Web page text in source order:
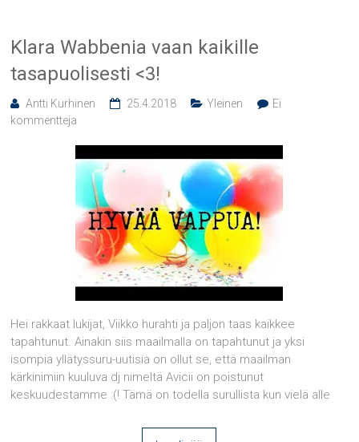
Klara Wabbenia vaan kaikille
tasapuolisesti <3!
Antti Kurhinen 25.4.2018 Yleinen
Ei
kommentteja
Hei rakkaat lukijat, Viikko hurahti ja paljon taas kaikkee
tapahtunut. Ainakin siis maailmalla on tapahtunut ja yksi
isompia yllätyssuru-uutisia on ollut se, että maailman
kärkinimiin kuuluva dj nimeltä Avicii on poistunut
keskuudestamme :(! Tämä on todella surullista kun vielä alle